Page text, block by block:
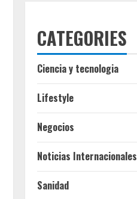
CATEGORIES
Ciencia y tecnologia
Lifestyle
Negocios
Noticias Internacionales
Sanidad